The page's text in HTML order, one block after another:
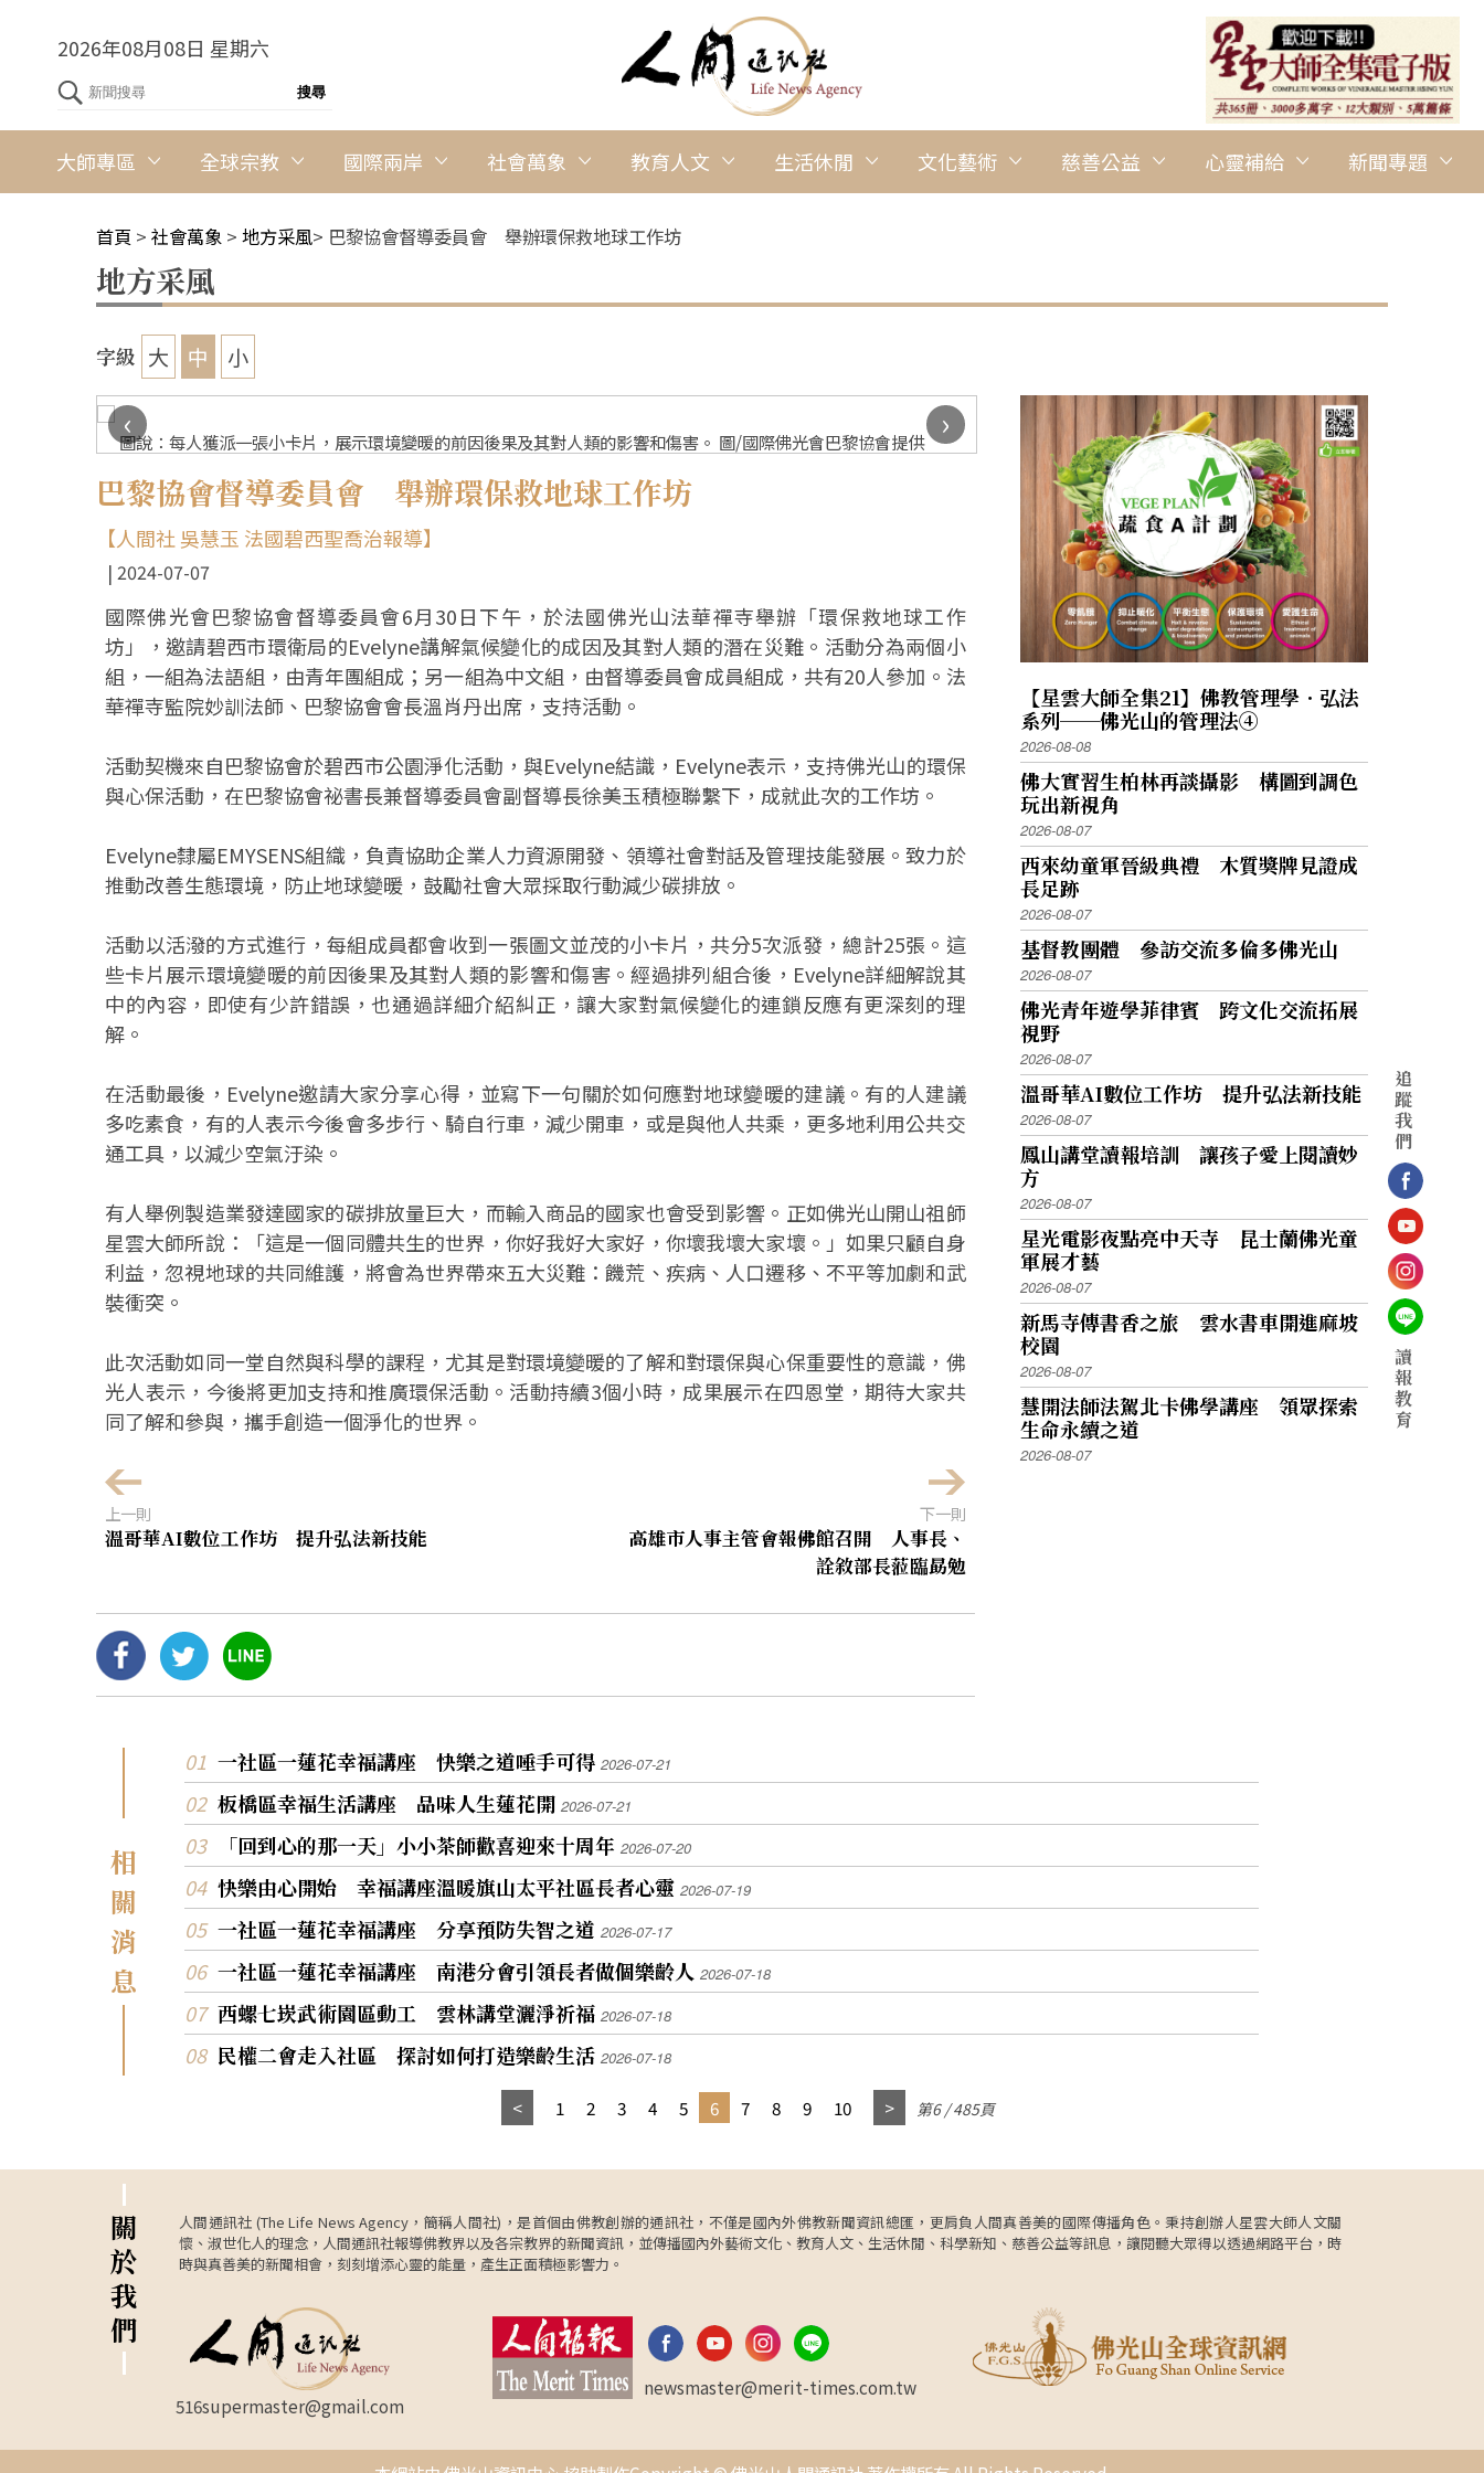
2026年08月08日 星期六
大師專區 全球宗教 國際兩岸 社會萬象 教育人文 生活休閒 文化藝術 慈善公益 心靈補給 新聞專題
首頁 > 社會萬象 > 地方采風> 巴黎協會督導委員會 舉辦環保救地球工作坊
地方采風
字級 大 中 小
圖說：每人獲派一張小卡片，展示環境變暖的前因後果及其對人類的影響和傷害。 圖/國際佛光會巴黎協會提供 圖說：Evelyne為大家解說氣候變化的連鎖反應。 圖/國際佛光會
‹
›
巴黎協會督導委員會 舉辦環保救地球工作坊
【人間社 吳慧玉 法國碧西聖喬治報導】
2024-07-07
國際佛光會巴黎協會督導委員會6月30日下午，於法國佛光山法華禪寺舉辦「環保救地球工作
坊」，邀請碧西市環衛局的Evelyne講解氣候變化的成因及其對人類的潛在災難。活動分為兩個小
組，一組為法語組，由青年團組成；另一組為中文組，由督導委員會成員組成，共有20人參加。法
華禪寺監院妙訓法師、巴黎協會會長溫肖丹出席，支持活動。
活動契機來自巴黎協會於碧西市公園淨化活動，與Evelyne結識，Evelyne表示，支持佛光山的環保
與心保活動，在巴黎協會祕書長兼督導委員會副督導長徐美玉積極聯繫下，成就此次的工作坊。
Evelyne隸屬EMYSENS組織，負責協助企業人力資源開發、領導社會對話及管理技能發展。致力於
推動改善生態環境，防止地球變暖，鼓勵社會大眾採取行動減少碳排放。
活動以活潑的方式進行，每組成員都會收到一張圖文並茂的小卡片，共分5次派發，總計25張。這
些卡片展示環境變暖的前因後果及其對人類的影響和傷害。經過排列組合後，Evelyne詳細解說其
中的內容，即使有少許錯誤，也通過詳細介紹糾正，讓大家對氣候變化的連鎖反應有更深刻的理
解。
在活動最後，Evelyne邀請大家分享心得，並寫下一句關於如何應對地球變暖的建議。有的人建議
多吃素食，有的人表示今後會多步行、騎自行車，減少開車，或是與他人共乘，更多地利用公共交
通工具，以減少空氣汙染。
有人舉例製造業發達國家的碳排放量巨大，而輸入商品的國家也會受到影響。正如佛光山開山祖師
星雲大師所說：「這是一個同體共生的世界，你好我好大家好，你壞我壞大家壞。」如果只顧自身
利益，忽視地球的共同維護，將會為世界帶來五大災難：饑荒、疾病、人口遷移、不平等加劇和武
裝衝突。
此次活動如同一堂自然與科學的課程，尤其是對環境變暖的了解和對環保與心保重要性的意識，佛
光人表示，今後將更加支持和推廣環保活動。活動持續3個小時，成果展示在四恩堂，期待大家共
同了解和參與，攜手創造一個淨化的世界。
上一則
溫哥華AI數位工作坊 提升弘法新技能
下一則
高雄市人事主管會報佛館召開 人事長、
詮敘部長蒞臨勗勉
【星雲大師全集21】佛教管理學．弘法
系列──佛光山的管理法④
2026-08-08
佛大實習生柏林再談攝影 構圖到調色
玩出新視角
2026-08-07
西來幼童軍晉級典禮 木質獎牌見證成
長足跡
2026-08-07
基督教團體 參訪交流多倫多佛光山
2026-08-07
佛光青年遊學菲律賓 跨文化交流拓展
視野
2026-08-07
溫哥華AI數位工作坊 提升弘法新技能
2026-08-07
鳳山講堂讀報培訓 讓孩子愛上閱讀妙
方
2026-08-07
星光電影夜點亮中天寺 昆士蘭佛光童
軍展才藝
2026-08-07
新馬寺傳書香之旅 雲水書車開進麻坡
校園
2026-08-07
慧開法師法駕北卡佛學講座 領眾探索
生命永續之道
2026-08-07
相
關
消
息
一社區一蓮花幸福講座 快樂之道唾手可得 2026-07-21
板橋區幸福生活講座 品味人生蓮花開 2026-07-21
「回到心的那一天」小小茶師歡喜迎來十周年 2026-07-20
快樂由心開始 幸福講座溫暖旗山太平社區長者心靈 2026-07-19
一社區一蓮花幸福講座 分享預防失智之道 2026-07-17
一社區一蓮花幸福講座 南港分會引領長者做個樂齡人 2026-07-18
西螺七崁武術園區動工 雲林講堂灑淨祈福 2026-07-18
民權二會走入社區 探討如何打造樂齡生活 2026-07-18
1 2 3 4 5 6 7 8 9 10 第6 / 485頁
關
於
我
們
人間通訊社 (The Life News Agency，簡稱人間社)，是首個由佛教創辦的通訊社，不僅是國內外佛教新聞資訊總匯，更肩負人間真善美的國際傳播角色。秉持創辦人星雲大師人文關
懷、淑世化人的理念，人間通訊社報導佛教界以及各宗教界的新聞資訊，並傳播國內外藝術文化、教育人文、生活休閒、科學新知、慈善公益等訊息，讓閱聽大眾得以透過網路平台，時
時與真善美的新聞相會，刻刻增添心靈的能量，產生正面積極影響力。
516supermaster@gmail.com
newsmaster@merit-times.com.tw
追
蹤
我
們
讀
報
教
育